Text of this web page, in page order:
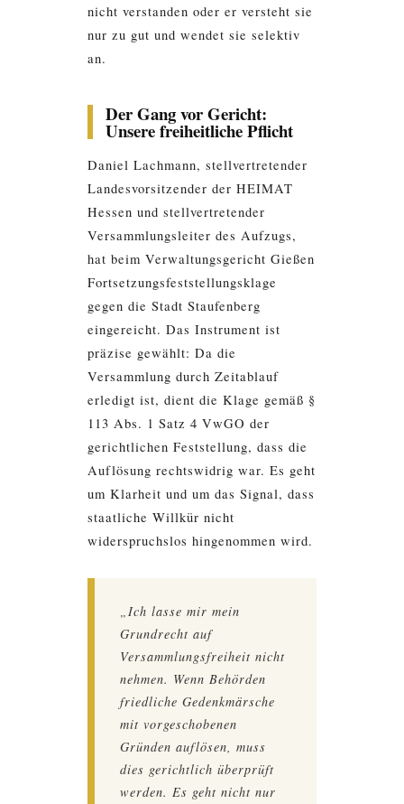
nicht verstanden oder er versteht sie
nur zu gut und wendet sie selektiv
an.
Der Gang vor Gericht:
Unsere freiheitliche Pflicht
Daniel Lachmann, stellvertretender
Landesvorsitzender der HEIMAT
Hessen und stellvertretender
Versammlungsleiter des Aufzugs,
hat beim Verwaltungsgericht Gießen
Fortsetzungsfeststellungsklage
gegen die Stadt Staufenberg
eingereicht. Das Instrument ist
präzise gewählt: Da die
Versammlung durch Zeitablauf
erledigt ist, dient die Klage gemäß §
113 Abs. 1 Satz 4 VwGO der
gerichtlichen Feststellung, dass die
Auflösung rechtswidrig war. Es geht
um Klarheit und um das Signal, dass
staatliche Willkür nicht
widerspruchslos hingenommen wird.
„Ich lasse mir mein
Grundrecht auf
Versammlungsfreiheit nicht
nehmen. Wenn Behörden
friedliche Gedenkmärsche
mit vorgeschobenen
Gründen auflösen, muss
dies gerichtlich überprüft
werden. Es geht nicht nur